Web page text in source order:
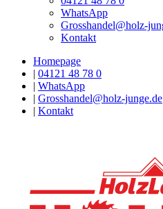
WhatsApp
Grosshandel@holz-
Kontakt
Homepage
| 04121 48 78 0
| WhatsApp
| Grosshandel@holz-junge.de
| Kontakt